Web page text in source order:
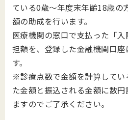
ている0歳～年度末年齢18歳の
額の助成を行います。
医療機関の窓口で支払った「
担額を、登録した金融機関口
す。
※診療点数で金額を計算してい
た金額と振込される金額に数
ますのでご了承ください。